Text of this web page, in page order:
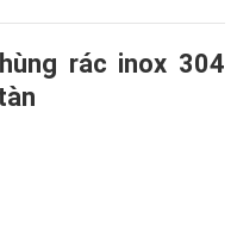
rác inox 304